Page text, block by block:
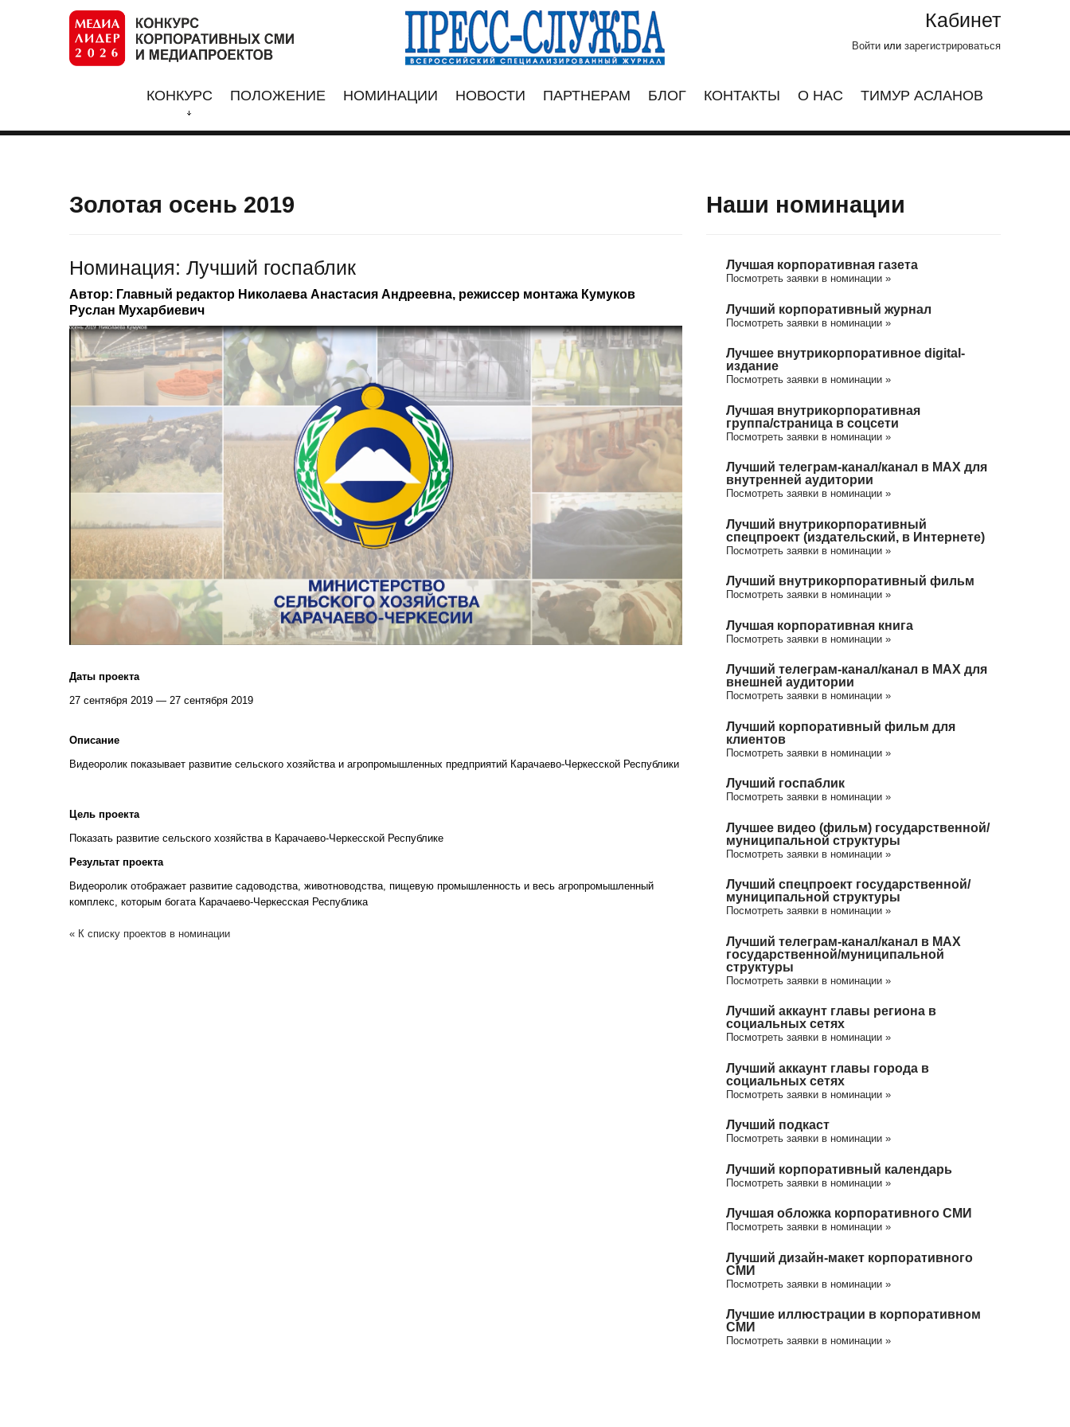
Кабинет
Войти или зарегистрироваться
КОНКУРС ПОЛОЖЕНИЕ НОМИНАЦИИ НОВОСТИ ПАРТНЕРАМ БЛОГ КОНТАКТЫ О НАС ТИМУР АСЛАНОВ
Золотая осень 2019
Номинация: Лучший госпаблик
Автор: Главный редактор Николаева Анастасия Андреевна, режиссер монтажа Кумуков
Руслан Мухарбиевич
Даты проекта
27 сентября 2019 — 27 сентября 2019
Описание
Видеоролик показывает развитие сельского хозяйства и агропромышленных предприятий Карачаево-Черкесской Республики
Цель проекта
Показать развитие сельского хозяйства в Карачаево-Черкесской Республике
Результат проекта
Видеоролик отображает развитие садоводства, животноводства, пищевую промышленность и весь агропромышленный
комплекс, которым богата Карачаево-Черкесская Республика
« К списку проектов в номинации
Наши номинации
Лучшая корпоративная газета
Посмотреть заявки в номинации »
Лучший корпоративный журнал
Посмотреть заявки в номинации »
Лучшее внутрикорпоративное digital-
издание
Посмотреть заявки в номинации »
Лучшая внутрикорпоративная
группа/cтраница в соцсети
Посмотреть заявки в номинации »
Лучший телеграм-канал/канал в МАХ для
внутренней аудитории
Посмотреть заявки в номинации »
Лучший внутрикорпоративный
спецпроект (издательский, в Интернете)
Посмотреть заявки в номинации »
Лучший внутрикорпоративный фильм
Посмотреть заявки в номинации »
Лучшая корпоративная книга
Посмотреть заявки в номинации »
Лучший телеграм-канал/канал в МАХ для
внешней аудитории
Посмотреть заявки в номинации »
Лучший корпоративный фильм для
клиентов
Посмотреть заявки в номинации »
Лучший госпаблик
Посмотреть заявки в номинации »
Лучшее видео (фильм) государственной/
муниципальной структуры
Посмотреть заявки в номинации »
Лучший спецпроект государственной/
муниципальной структуры
Посмотреть заявки в номинации »
Лучший телеграм-канал/канал в МАХ
государственной/муниципальной
структуры
Посмотреть заявки в номинации »
Лучший аккаунт главы региона в
социальных сетях
Посмотреть заявки в номинации »
Лучший аккаунт главы города в
социальных сетях
Посмотреть заявки в номинации »
Лучший подкаст
Посмотреть заявки в номинации »
Лучший корпоративный календарь
Посмотреть заявки в номинации »
Лучшая обложка корпоративного СМИ
Посмотреть заявки в номинации »
Лучший дизайн-макет корпоративного
СМИ
Посмотреть заявки в номинации »
Лучшие иллюстрации в корпоративном
СМИ
Посмотреть заявки в номинации »